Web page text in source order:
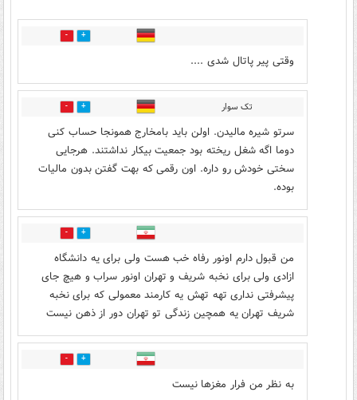
0
وقتی پیر پاتال شدی ....
تک سوار 6
سرتو شیره مالیدن. اولن باید بامخارج همونجا حساب کنی
دوما اگه شغل ریخته بود جمعیت بیکار نداشتند. هرجایی
سختی خودش رو داره. اون رقمی که بهت گفتن بدون مالیات
بوده.
1
من قبول دارم اونور رفاه خب هست ولی برای یه دانشگاه
ازادی ولی برای نخبه شریف و تهران اونور سراب و هیچ جای
پیشرفتی نداری تهه تهش یه کارمند معمولی که برای نخبه
شریف تهران یه همچین زندگی تو تهران دور از ذهن نیست
0
به نظر من فرار مغزها نیست